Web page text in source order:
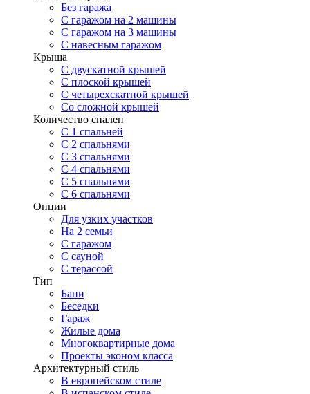
Без гаража
С гаражом на 2 машины
С гаражом на 3 машины
С навесным гаражом
Крыша
С двускатной крышей
С плоской крышей
С четырехскатной крышей
Со сложной крышей
Количество спален
С 1 спальней
С 2 спальнями
С 3 спальнями
С 4 спальнями
С 5 спальнями
С 6 спальнями
Опции
Для узких участков
На 2 семьи
С гаражом
С сауной
С терассой
Тип
Бани
Беседки
Гараж
Жилые дома
Многоквартирные дома
Проекты эконом класса
Архитектурный стиль
В европейском стиле